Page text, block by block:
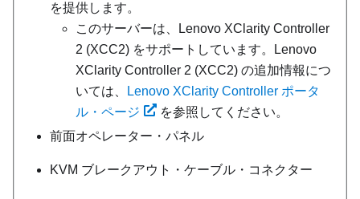
を提供します。
このサーバーは、Lenovo XClarity Controller
2 (XCC2) をサポートしています。Lenovo
XClarity Controller 2 (XCC2) の追加情報につ
いては、
Lenovo XClarity Controller ポータ
ル・ページ
を参照してください。
前面オペレーター・パネル
KVM ブレークアウト・ケーブル・コネクター